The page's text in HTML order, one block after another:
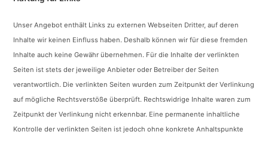
Unser Angebot enthält Links zu externen Webseiten Dritter, auf deren
Inhalte wir keinen Einfluss haben. Deshalb können wir für diese fremden
Inhalte auch keine Gewähr übernehmen. Für die Inhalte der verlinkten
Seiten ist stets der jeweilige Anbieter oder Betreiber der Seiten
verantwortlich. Die verlinkten Seiten wurden zum Zeitpunkt der Verlinkung
auf mögliche Rechtsverstöße überprüft. Rechtswidrige Inhalte waren zum
Zeitpunkt der Verlinkung nicht erkennbar. Eine permanente inhaltliche
Kontrolle der verlinkten Seiten ist jedoch ohne konkrete Anhaltspunkte